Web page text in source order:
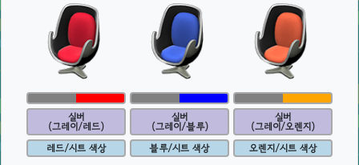
실버
(그레이/레드)
레드/시트 색상
실버
(그레이/블루)
블루/시트 색상
실버
(그레이/오렌지)
오렌지/시트 색상